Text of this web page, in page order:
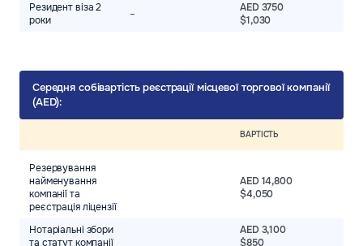
Резидент віза 2
роки
–
AED 3750
$1,030
Середня собівартість реєстрації місцевої торгової компанії
(AED):
ВАРТІСТЬ
Резервування
найменування
компанії та
реєстрація ліцензії
AED 14,800
$4,050
Нотаріальні збори
та статут компанії
AED 3,100
$850